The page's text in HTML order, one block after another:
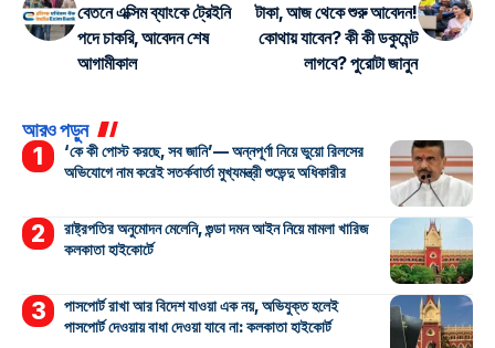
বেতনে এক্সিম ব্যাংকে ট্রেইনি
পদে চাকরি, আবেদন শেষ
আগামীকাল
টাকা, আজ থেকে শুরু আবেদন!
কোথায় যাবেন? কী কী ডকুমেন্ট
লাগবে? পুরোটা জানুন
আরও পড়ুন
‘কে কী পোস্ট করছে, সব জানি’— অন্নপূর্ণা নিয়ে ভুয়ো রিলসের
অভিযোগে নাম করেই সতর্কবার্তা মুখ্যমন্ত্রী শুভেন্দু অধিকারীর
রাষ্ট্রপতির অনুমোদন মেলেনি, গুন্ডা দমন আইন নিয়ে মামলা খারিজ
কলকাতা হাইকোর্টে
পাসপোর্ট রাখা আর বিদেশ যাওয়া এক নয়, অভিযুক্ত হলেই
পাসপোর্ট দেওয়ায় বাধা দেওয়া যাবে না: কলকাতা হাইকোর্ট